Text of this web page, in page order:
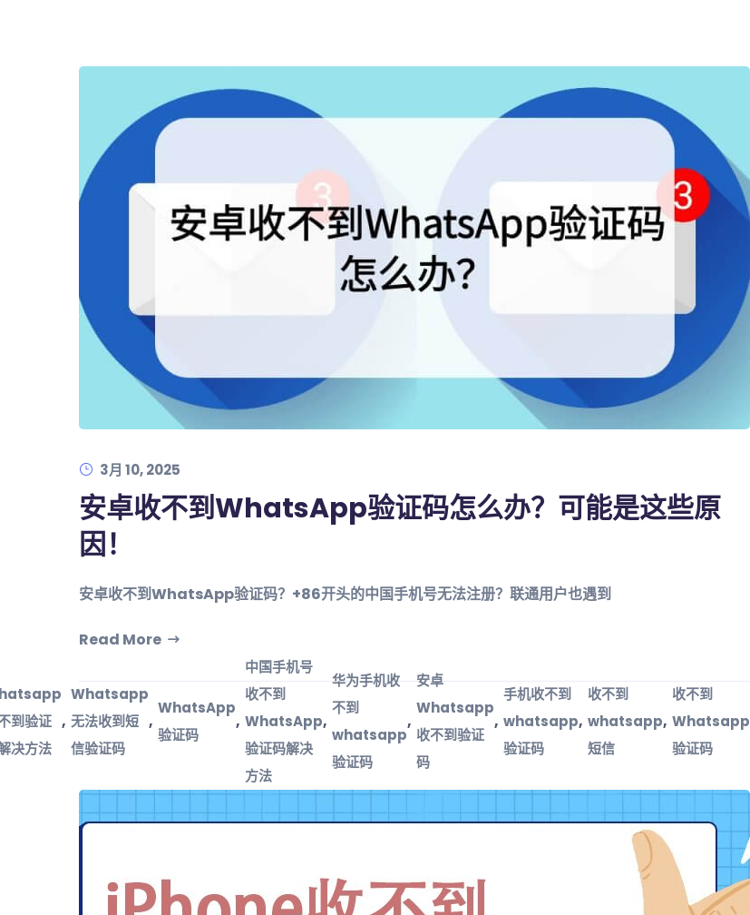
3月 10, 2025
安卓收不到WhatsApp验证码怎么办？可能是这些原
因！
安卓收不到WhatsApp验证码？+86开头的中国手机号无法注册？联通用户也遇到
Read More
到验证
决方法
,
Whatsapp
无法收到短
信验证码
,
WhatsApp
验证码
,
中国手机号
收不到
WhatsApp
验证码解决
方法
,
华为手机收
不到
whatsapp
验证码
,
安卓
Whatsapp
收不到验证
码
,
手机收不到
whatsapp
验证码
,
收不到
whatsapp
短信
,
收不到
Whatsapp
验证码